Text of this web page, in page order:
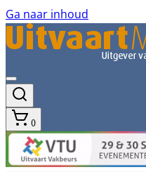
Ga naar inhoud
0